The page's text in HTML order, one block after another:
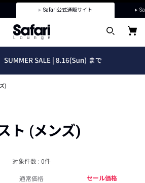
Safari公式通販サイト
)
ト (メンズ)
対象件数 : 0件
通常価格 セール価格